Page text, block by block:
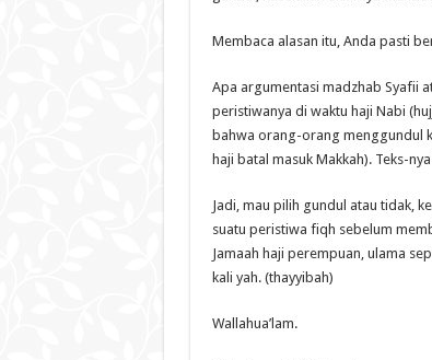
Membaca alasan itu, Anda pasti
Apa argumentasi madzhab Syafii
peristiwanya di waktu haji Nabi
bahwa orang-orang menggundul
haji batal masuk Makkah). Teks-
Jadi, mau pilih gundul atau tidak,
suatu peristiwa fiqh sebelum
Jamaah haji perempuan, ulama
kali yah. (thayyibah)
Wallahua’lam.